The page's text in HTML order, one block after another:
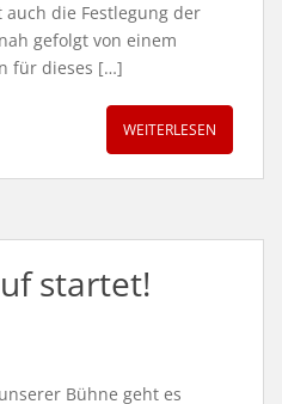
die Festlegung der
gefolgt von einem
für dieses […]
WEITERLESEN
startet!
Bühne geht es